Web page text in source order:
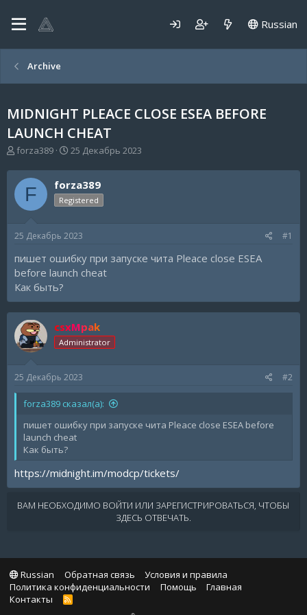
Russian
Archive
MIDNIGHT PLEACE CLOSE ESEA BEFORE
LAUNCH CHEAT
А
т
о
р
т
м
forza389
Д
т
а
н
а
а
25 Декабрь 2023
F forza389
Registered
25 Декабрь 2023 #1
пишет ошибку при запуске чита Pleace close ESEA
before launch cheat
Как быть?
csxMpak
Administrator
25 Декабрь 2023 #2
forza389 сказал(а):
пишет ошибку при запуске чита Pleace close ESEA before
launch cheat
Как быть?
https://midnight.im/modcp/tickets/
ВАМ НЕОБХОДИМО ВОЙТИ ИЛИ ЗАРЕГИСТРИРОВАТЬСЯ, ЧТОБЫ
ЗДЕСЬ ОТВЕЧАТЬ.
Russian Обратная связь
Условия и правила
Политика конфиденциальности
Помощь
Главная
Контакты
R